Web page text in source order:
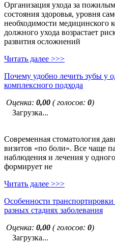
Организация ухода за
состояния здоровья, уровня
необходимости медицинского
должного ухода возрастает
развития осложнений
Читать далее >>>
Почему удобно лечить зубы у
комплексного подхода
Оценка: 0,00 ( голосов: 0)
Загрузка...
Современная стоматология
визитов «по боли». Все чаще
наблюдения и лечения у
формирует не
Читать далее >>>
Особенности
разных стадиях заболевания
Оценка: 0,00 ( голосов: 0)
Загрузка...